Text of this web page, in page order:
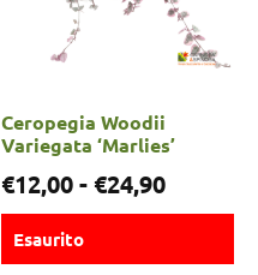
Ceropegia Woodii
Variegata ‘Marlies’
€12,00- €24,90
Esaurito